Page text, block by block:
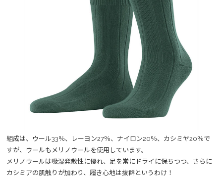
組成は、ウール33％、レーヨン27％、ナイロン20％、カシミヤ20％で
すが、ウールもメリノウールを使用しています。
メリノウールは吸湿発散性に優れ、足を常にドライに保ちつつ、さらに
カシミアの肌触りが加わり、履き心地は抜群というわけ！